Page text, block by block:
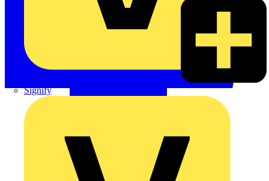
Signify